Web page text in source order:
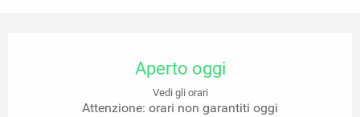
Aperto oggi
Vedi gli orari
Attenzione: orari non garantiti oggi